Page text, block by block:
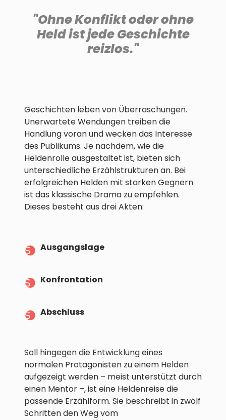
"Ohne Konflikt oder ohne
Held ist jede Geschichte
reizlos."
Geschichten leben von Überraschungen.
Unerwartete Wendungen treiben die
Handlung voran und wecken das Interesse
des Publikums. Je nachdem, wie die
Heldenrolle ausgestaltet ist, bieten sich
unterschiedliche Erzählstrukturen an. Bei
erfolgreichen Helden mit starken Gegnern
ist das klassische Drama zu empfehlen.
Dieses besteht aus drei Akten:
Ausgangslage
Konfrontation
Abschluss
Soll hingegen die Entwicklung eines
normalen Protagonisten zu einem Helden
aufgezeigt werden – meist unterstützt durch
einen Mentor –, ist eine Heldenreise die
passende Erzählform. Sie beschreibt in zwölf
Schritten den Weg vom